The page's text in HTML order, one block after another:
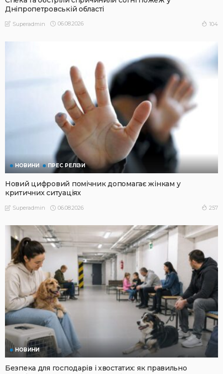
Дніпропетровській області
Superadmin 06.08.2026 104
НОВИНИ ПРЕС РЕЛІЗИ
Новий цифровий помічник допомагає жінкам у
критичних ситуаціях
Superadmin 06.08.2026 257
НОВИНИ
Безпека для господарів і хвостатих: як правильно